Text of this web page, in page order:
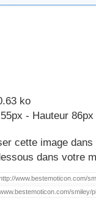
ko
- Hauteur 86px
cette image
dans votre